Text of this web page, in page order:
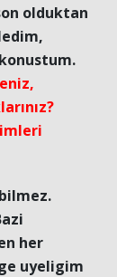
olduktan
her
uyeligim